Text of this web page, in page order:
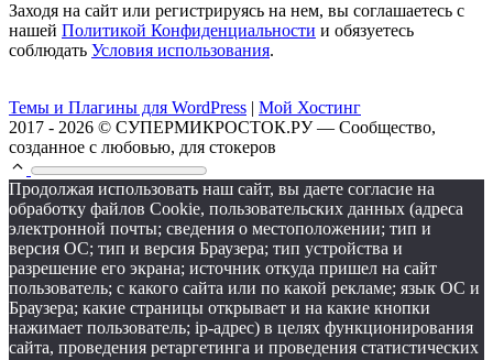
Заходя на сайт или регистрируясь на нем, вы соглашаетесь с
нашей Политикой Конфиденциальности и обязуетесь
соблюдать Условия использования.
Темы и Плагины для WordPress | Мой Хостинг
2017 - 2026 © СУПЕРМИКРОСТОК.РУ — Сообщество,
созданное с любовью, для стокеров
Продолжая использовать наш сайт, вы даете согласие на
обработку файлов Cookie, пользовательских данных (адреса
электронной почты; сведения о местоположении; тип и
версия ОС; тип и версия Браузера; тип устройства и
разрешение его экрана; источник откуда пришел на сайт
пользователь; с какого сайта или по какой рекламе; язык ОС и
Браузера; какие страницы открывает и на какие кнопки
нажимает пользователь; ip-адрес) в целях функционирования
сайта, проведения ретаргетинга и проведения статистических